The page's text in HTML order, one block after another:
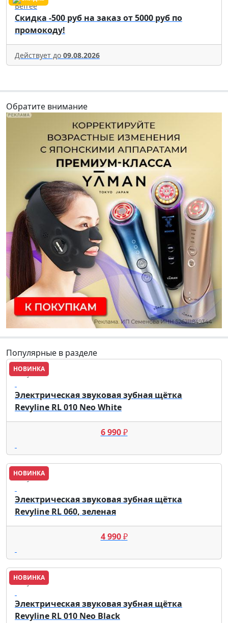
Befree
Скидка -500 руб на заказ от 5000 руб по
промокоду!
Действует до 09.08.2026
Обратите внимание
Популярные в разделе
НОВИНКА
Revyline
Электрическая звуковая зубная щётка
Revyline RL 010 Neo White
6 990₽
НОВИНКА
Revyline
Электрическая звуковая зубная щётка
Revyline RL 060, зеленая
4 990₽
НОВИНКА
Revyline
Электрическая звуковая зубная щётка
Revyline RL 010 Neo Black